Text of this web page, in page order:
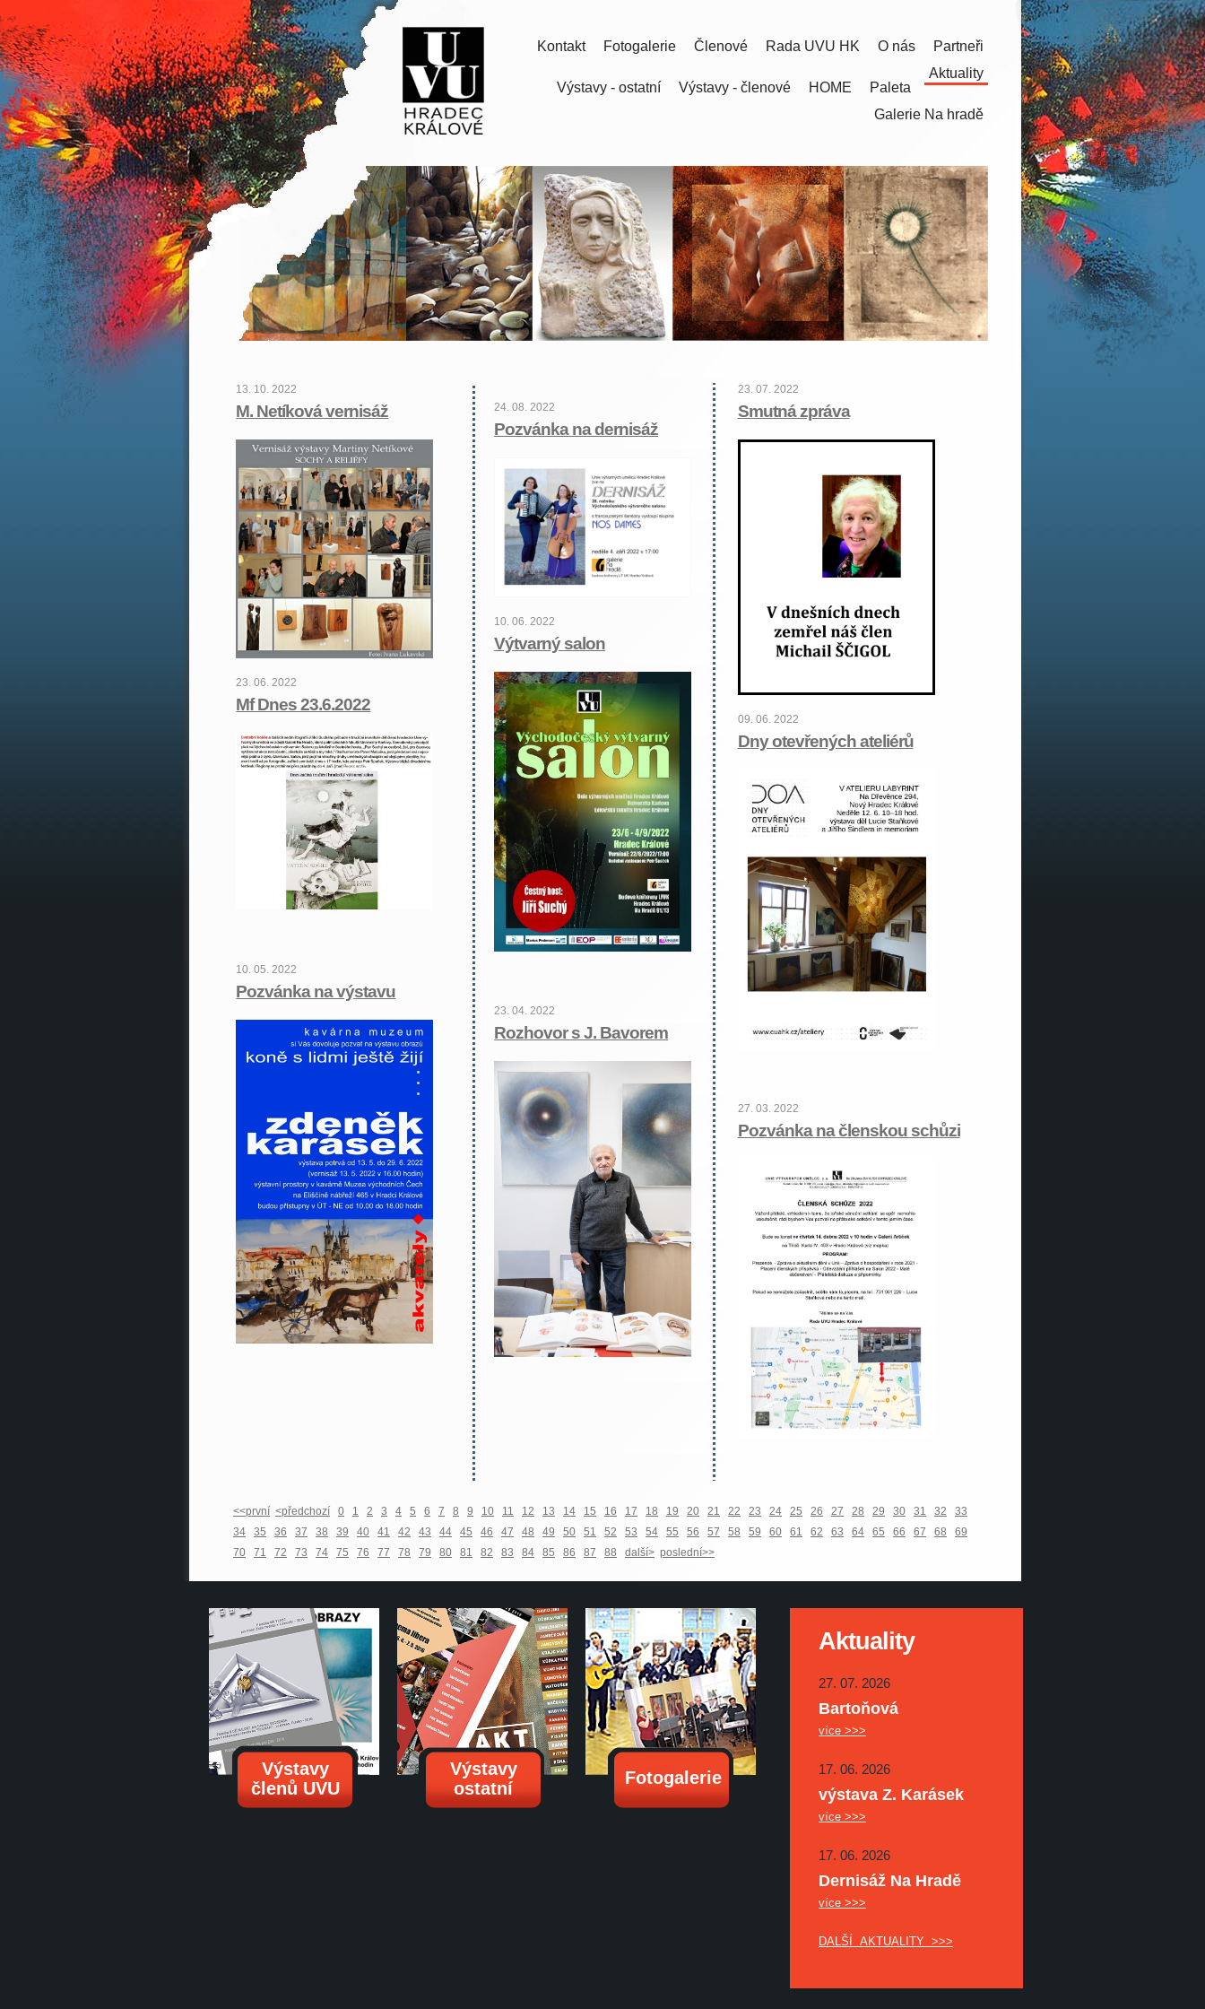
Partneři
O nás
Rada UVU HK
Členové
Fotogalerie
Kontakt
Aktuality
Paleta
HOME
Výstavy - členové
Výstavy - ostatní
Galerie Na hradě
13. 10. 2022
M. Netíková vernisáž
23. 06. 2022
Mf Dnes 23.6.2022
10. 05. 2022
Pozvánka na výstavu
23. 07. 2022
Smutná zpráva
09. 06. 2022
Dny otevřených ateliérů
27. 03. 2022
Pozvánka na členskou schůzi
24. 08. 2022
Pozvánka na dernisáž
10. 06. 2022
Výtvarný salon
23. 04. 2022
Rozhovor s J. Bavorem
<<první <předchozí 0 1 2 3 4 5 6 7 8 9 10 11 12 13 14 15 16 17 18 19 20 21 22 23 24 25 26 27 28 29 30 31 32
33
34
35 36 37 38 39 40 41 42 43 44 45 46 47 48 49 50 51 52 53 54 55 56 57 58 59 60 61 62 63 64 65 66 67 68
69
70
71 72 73 74 75 76 77 78 79 80 81 82 83 84 85 86 87 88 další> poslední>>
Výstavy
členů UVU
Výstavy
ostatní
Fotogalerie
Aktuality
27. 07. 2026
Bartoňová
více >>>
17. 06. 2026
výstava Z. Karásek
více >>>
17. 06. 2026
Dernisáž Na Hradě
více >>>
DALŠÍ AKTUALITY >>>